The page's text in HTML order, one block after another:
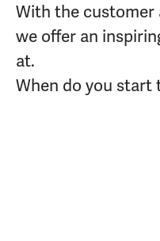
With the customer
we offer an
at.
When do you start